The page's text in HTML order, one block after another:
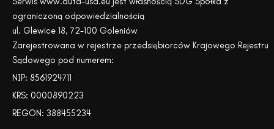
ograniczoną odpowiedzialnością
ul. Glewice 18, 72-100 Goleniów
Zarejestrowana w rejestrze przedsiębiorców Krajowego Rejestru
Sądowego pod numerem:
NIP: 8561924711
KRS: 0000890223
REGON: 388455234